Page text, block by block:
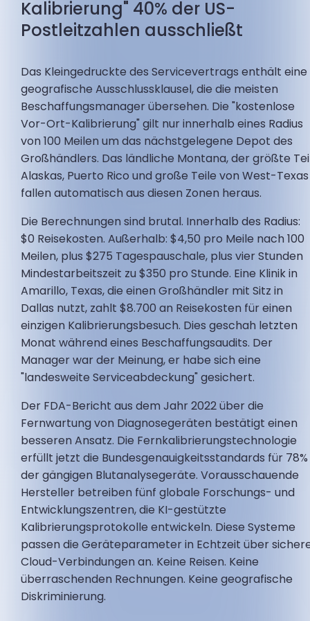
Kalibrierung" 40% der US-
Postleitzahlen ausschließt
Das Kleingedruckte des Servicevertrags enthält eine
geografische Ausschlussklausel, die die meisten
Beschaffungsmanager übersehen. Die "kostenlose
Vor-Ort-Kalibrierung" gilt nur innerhalb eines Radius
von 100 Meilen um das nächstgelegene Depot des
Großhändlers. Das ländliche Montana, der größte
Alaskas, Puerto Rico und große Teile von West-Texas
fallen automatisch aus diesen Zonen heraus.
Die Berechnungen sind brutal. Innerhalb des Radius:
$0 Reisekosten. Außerhalb: $4,50 pro Meile nach 100
Meilen, plus $275 Tagespauschale, plus vier Stunden
Mindestarbeitszeit zu $350 pro Stunde. Eine Klinik in
Amarillo, Texas, die einen Großhändler mit Sitz in
Dallas nutzt, zahlt $8.700 an Reisekosten für einen
einzigen Kalibrierungsbesuch. Dies geschah letzten
Monat während eines Beschaffungsaudits. Der
Manager war der Meinung, er habe sich eine
"landesweite Serviceabdeckung" gesichert.
Der FDA-Bericht aus dem Jahr 2022 über die
Fernwartung von Diagnosegeräten bestätigt einen
besseren Ansatz. Die Fernkalibrierungstechnologie
erfüllt jetzt die Bundesgenauigkeitsstandards für 78%
der gängigen Blutanalysegeräte. Vorausschauende
Hersteller betreiben fünf globale Forschungs- und
Entwicklungszentren, die KI-gestützte
Kalibrierungsprotokolle entwickeln. Diese Systeme
passen die Geräteparameter in Echtzeit über
Cloud-Verbindungen an. Keine Reisen. Keine
überraschenden Rechnungen. Keine geografische
Diskriminierung.